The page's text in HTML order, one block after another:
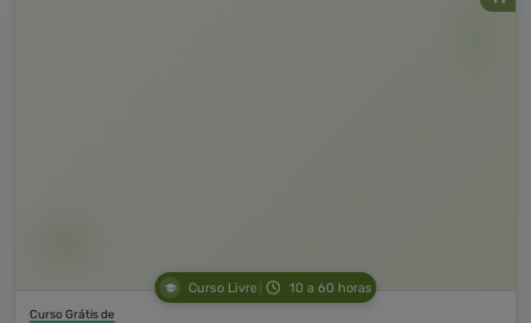
Curso Livre 10 a 60 horas
Curso Grátis de